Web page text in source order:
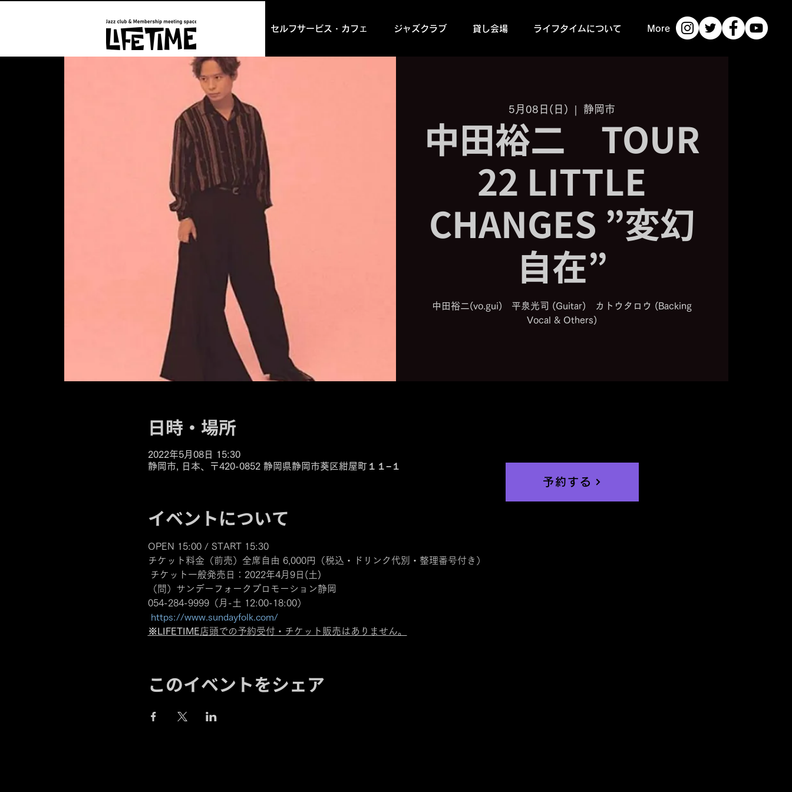
セルフサービス・カフェ ジャズクラブ 貸し会場 ライフタイムについて More
5月08日(日)
  |
静岡市
中田裕二 TOUR
22 LITTLE
CHANGES ”変幻
自在”
中田裕二(vo.gui) 平泉光司 (Guitar) カトウタロウ (Backing
Vocal & Others)
日時・場所
2022年5月08日 15:30
静岡市, 日本、〒420-0852 静岡県静岡市葵区紺屋町１１−１
イベントについて
OPEN 15:00 / START 15:30
チケット料金（前売）全席自由 6,000円（税込・ドリンク代別・整理番号付き）
チケット一般発売日：2022年4月9日(土)
（問）サンデーフォークプロモーション静岡
054-284-9999（月-土 12:00-18:00）
https://www.sundayfolk.com/
※LIFETIME店頭での予約受付・チケット販売はありません。
このイベントをシェア
予約する